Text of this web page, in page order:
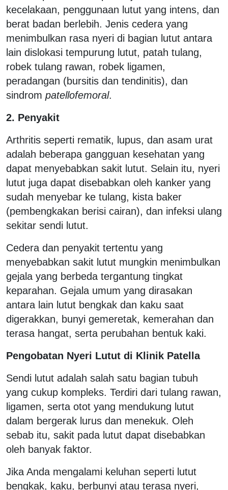
kecelakaan, penggunaan lutut yang intens, dan
berat badan berlebih. Jenis cedera yang
menimbulkan rasa nyeri di bagian lutut antara
lain dislokasi tempurung lutut, patah tulang,
robek tulang rawan, robek ligamen,
peradangan (bursitis dan tendinitis), dan
sindrom patellofemoral.
2. Penyakit
Arthritis seperti rematik, lupus, dan asam urat
adalah beberapa gangguan kesehatan yang
dapat menyebabkan sakit lutut. Selain itu, nyeri
lutut juga dapat disebabkan oleh kanker yang
sudah menyebar ke tulang, kista baker
(pembengkakan berisi cairan), dan infeksi ulang
sekitar sendi lutut.
Cedera dan penyakit tertentu yang
menyebabkan sakit lutut mungkin menimbulkan
gejala yang berbeda tergantung tingkat
keparahan. Gejala umum yang dirasakan
antara lain lutut bengkak dan kaku saat
digerakkan, bunyi gemeretak, kemerahan dan
terasa hangat, serta perubahan bentuk kaki.
Pengobatan Nyeri Lutut di Klinik Patella
Sendi lutut adalah salah satu bagian tubuh
yang cukup kompleks. Terdiri dari tulang rawan,
ligamen, serta otot yang mendukung lutut
dalam bergerak lurus dan menekuk. Oleh
sebab itu, sakit pada lutut dapat disebabkan
oleh banyak faktor.
Jika Anda mengalami keluhan seperti lutut
bengkak, kaku, berbunyi atau terasa nyeri,